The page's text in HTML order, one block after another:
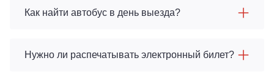
Как найти автобус в день выезда?
Нужно ли распечатывать электронный билет?